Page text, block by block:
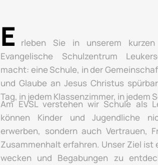
E
rleben Sie in unserem
Evangelische Schulzentrum
macht: eine Schule, in der
und Glaube an Jesus Christus
Tag, in jedem Klassenzimmer, in jedem
Am EVSL verstehen wir Schule als
können Kinder und Jugendliche
erwerben, sondern auch Vertrauen,
Zusammenhalt erfahren. Unser Ziel ist
wecken und Begabungen zu